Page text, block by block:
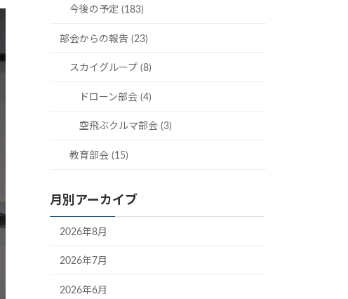
今後の予定 (183)
部会からの報告 (23)
スカイグループ (8)
ドローン部会 (4)
空飛ぶクルマ部会 (3)
教育部会 (15)
月別アーカイブ
2026年8月
2026年7月
2026年6月